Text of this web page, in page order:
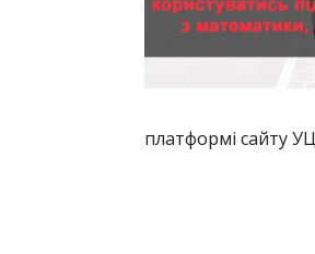
платформі сайту